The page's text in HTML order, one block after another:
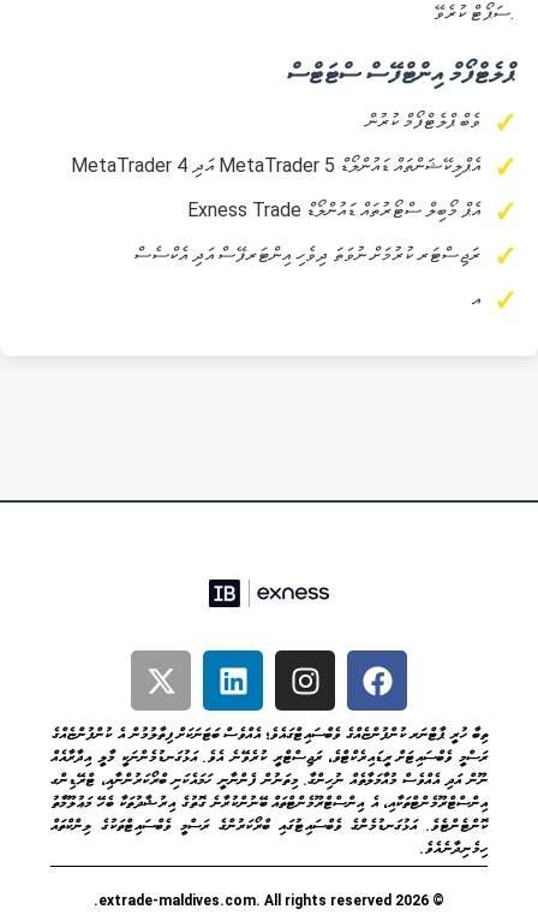
ސަޕޯޓް ކުރެވޭ.
ޕްލެޓްފޯމް އިންޓްފޭސް ސްޓަޓްސް
ވެބް ޕްލެޓްފޯމް ކުރުން
MetaTrader 4 އަދި MetaTrader 5 އެޕްލިކޭޝަންތައް ޑައުންލޯޑް
Exness Trade އެޕް މޯބިލް ސްޓޯރުތައް ޑައުންލޯޑް
ރަޖިސްޓަރ ކުރުމަށް ނުވަތަ ދިވެހި އިންޓަރފޭސް އަދި އެކްސެސް
އ
ތިބާ ހުރީ ޕާޓްނަރ ކުންފުންޏެއްގެ ވެބްސައިޓްގައެވެ؛ އެއްވެސް ބަޓަނަކަށް ފިތާލުމުން އެ ކުންފުންޏެއްގެ
ރަސްމީ ވެބްސައިޓަށް ރީޑައިރެކްޓްވެ، ރަޖިސްޓްރީ ކުރެވޭނެ އެވެ. އަޅުގަނޑުމެންނަކީ މާލީ އިދާރާއެއް
ނޫން އަދި އެއްވެސް މުއާމަލާތެއް ނުހިންގާ. މިތަނުން ފެންނާނީ ހަމައެކަނި ބްރޯކަރުންނާއި، ޓްރޭޑިންގ
އިންސްޓްރޫމެންޓްތަކާއި، އެ އިންސްޓްރޫމެންޓްތައް ބޭނުންކުރާނެ ގޮތުގެ އިރުޝާދުތަކާ ބެހޭ މަޢުލޫމާތު
ކޮންޓެންޓެވެ. އަޅުގަނޑުމެންގެ ވެބްސައިޓުގައި ބްރޯކަރުންގެ ރަސްމީ ވެބްސައިޓްތަކުގެ ލިންކްތައް
ހިމެނިދާނެއެވެ.
© 2026 extrade-maldives.com. All rights reserved.